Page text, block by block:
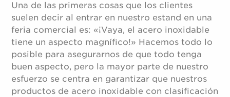
Una de las primeras cosas que los clientes
suelen decir al entrar en nuestro estand en una
feria comercial es: «¡Vaya, el acero inoxidable
tiene un aspecto magnífico!» Hacemos todo lo
posible para asegurarnos de que todo tenga
buen aspecto, pero la mayor parte de nuestro
esfuerzo se centra en garantizar que nuestros
productos de acero inoxidable con clasificación